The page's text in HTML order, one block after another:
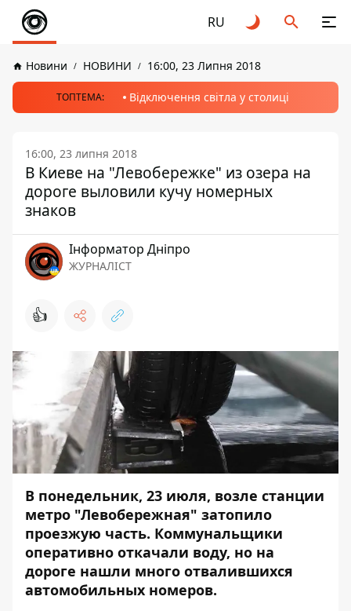
RU
Новини НОВИНИ 16:00, 23 Липня 2018
ТОПТЕМА: Відключення світла у столиці
16:00, 23 липня 2018
В Киеве на "Левобережке" из озера на
дороге выловили кучу номерных
знаков
Інформатор Дніпро
ЖУРНАЛІСТ
👍
В понедельник, 23 июля, возле станции
метро "Левобережная" затопило
проезжую часть. Коммунальщики
оперативно откачали воду, но на
дороге нашли много отвалившихся
автомобильных номеров.